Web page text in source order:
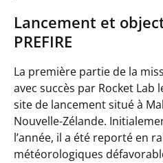
Lancement et
PREFIRE
La première partie de la
avec succès par Rocket Lab
site de lancement situé à
Nouvelle-Zélande.
l’année, il a été reporté en
météorologiques